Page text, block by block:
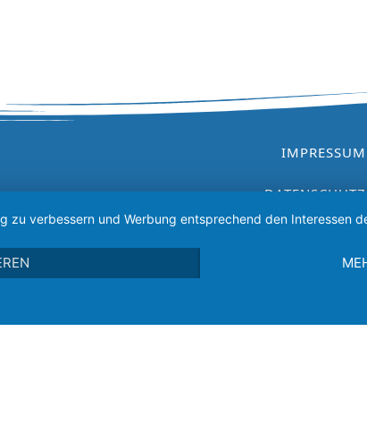
IMPRESSUM
DATENSCHUTZ
verbessern und Werbung entsprechend den Interessen